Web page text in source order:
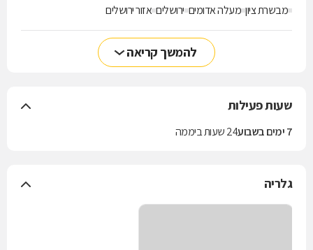
מבשרת ציון מעלה אדומים ירושלים אזור ירושלים
להמשך קריאה
שעות פעילות
7 ימים בשבוע 24 שעות ביממה
גלריה